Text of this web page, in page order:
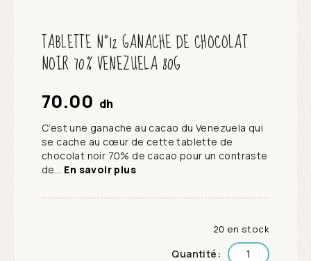
TABLETTE N°12 GANACHE DE CHOCOLAT
NOIR 70% VENEZUELA 80G
70.00 dh
C’est une ganache au cacao du Venezuela qui
se cache au cœur de cette tablette de
chocolat noir 70% de cacao pour un contraste
de... En savoir plus
20 en stock
Quantité: